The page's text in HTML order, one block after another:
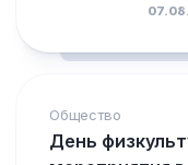
Общество
День